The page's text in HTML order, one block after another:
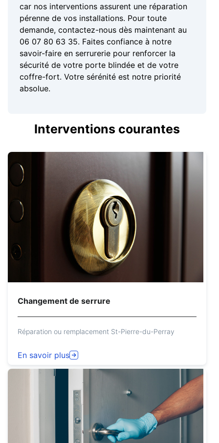
car nos interventions assurent une réparation
pérenne de vos installations. Pour toute
demande, contactez-nous dès maintenant au
06 07 80 63 35. Faites confiance à notre
savoir-faire en serrurerie pour renforcer la
sécurité de votre porte blindée et de votre
coffre-fort. Votre sérénité est notre priorité
absolue.
Interventions courantes
Changement de serrure
Réparation ou remplacement St-Pierre-du-Perray
En savoir plus